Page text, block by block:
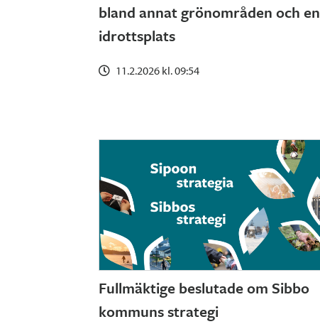
bland annat grönområden och en
idrottsplats
11.2.2026 kl. 09:54
Fullmäktige beslutade om Sibbo
kommuns strategi